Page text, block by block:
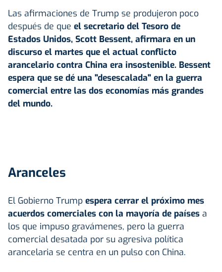
Las afirmaciones de Trump se produjeron poco
después de que el secretario del Tesoro de
Estados Unidos, Scott Bessent, afirmara en un
discurso el martes que el actual conflicto
arancelario contra China era insostenible. Bessent
espera que se dé una "desescalada" en la guerra
comercial entre las dos economías más grandes
del mundo.
Aranceles
El Gobierno Trump espera cerrar el próximo mes
acuerdos comerciales con la mayoría de países a
los que impuso gravámenes, pero la guerra
comercial desatada por su agresiva política
arancelaria se centra en un pulso con China.